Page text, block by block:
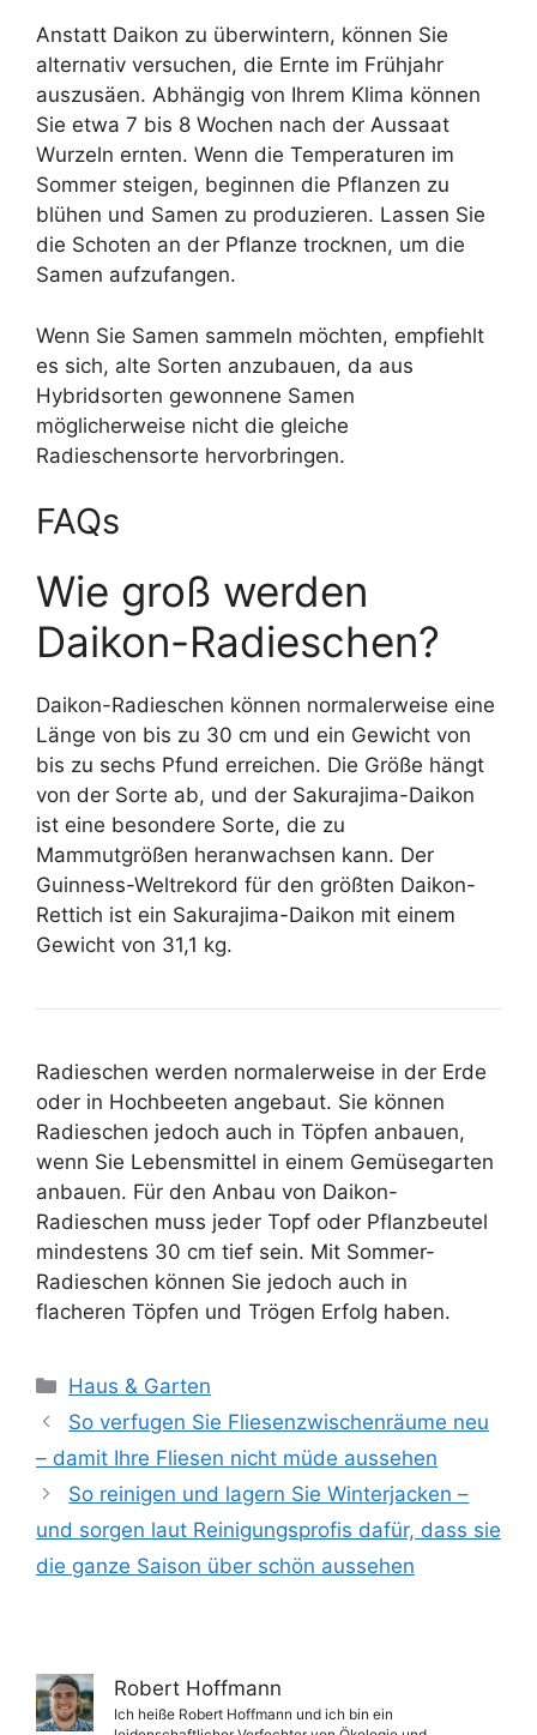
Anstatt Daikon zu überwintern, können Sie
alternativ versuchen, die Ernte im Frühjahr
auszusäen. Abhängig von Ihrem Klima können
Sie etwa 7 bis 8 Wochen nach der Aussaat
Wurzeln ernten. Wenn die Temperaturen im
Sommer steigen, beginnen die Pflanzen zu
blühen und Samen zu produzieren. Lassen Sie
die Schoten an der Pflanze trocknen, um die
Samen aufzufangen.
Wenn Sie Samen sammeln möchten, empfiehlt
es sich, alte Sorten anzubauen, da aus
Hybridsorten gewonnene Samen
möglicherweise nicht die gleiche
Radieschensorte hervorbringen.
FAQs
Wie groß werden
Daikon-Radieschen?
Daikon-Radieschen können normalerweise eine
Länge von bis zu 30 cm und ein Gewicht von
bis zu sechs Pfund erreichen. Die Größe hängt
von der Sorte ab, und der Sakurajima-Daikon
ist eine besondere Sorte, die zu
Mammutgrößen heranwachsen kann. Der
Guinness-Weltrekord für den größten Daikon-
Rettich ist ein Sakurajima-Daikon mit einem
Gewicht von 31,1 kg.
Radieschen werden normalerweise in der Erde
oder in Hochbeeten angebaut. Sie können
Radieschen jedoch auch in Töpfen anbauen,
wenn Sie Lebensmittel in einem Gemüsegarten
anbauen. Für den Anbau von Daikon-
Radieschen muss jeder Topf oder Pflanzbeutel
mindestens 30 cm tief sein. Mit Sommer-
Radieschen können Sie jedoch auch in
flacheren Töpfen und Trögen Erfolg haben.
Kategorien
Haus & Garten
So verfugen Sie Fliesenzwischenräume neu
– damit Ihre Fliesen nicht müde aussehen
So reinigen und lagern Sie Winterjacken –
und sorgen laut Reinigungsprofis dafür, dass sie
die ganze Saison über schön aussehen
Robert Hoffmann
Ich heiße Robert Hoffmann und ich bin ein